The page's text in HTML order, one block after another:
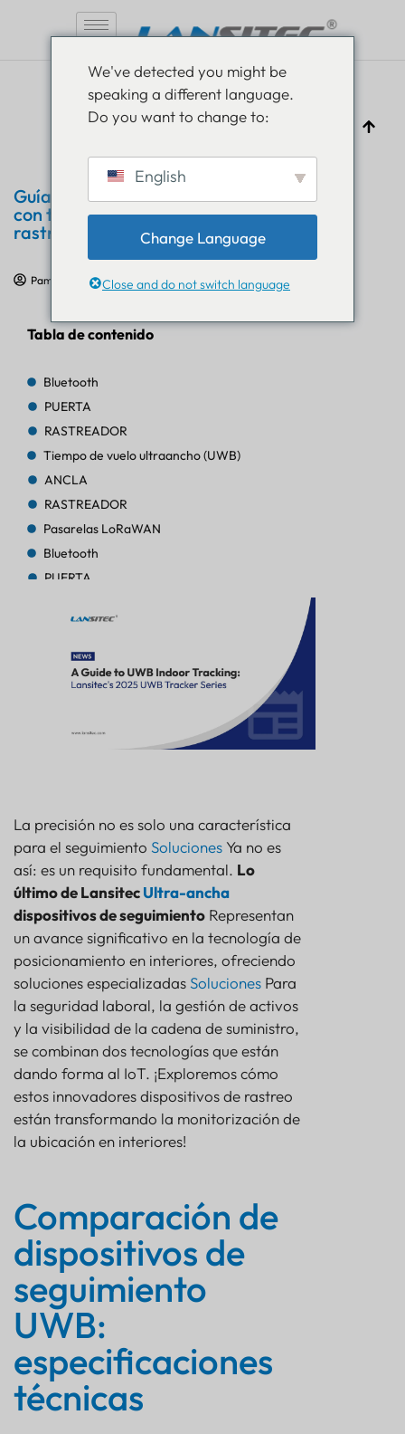
Guía para el seguimiento en interiores
con tecnología UWB: serie de
rastreadores UWB 2025 de Lansitec
Pam Luthra 25 de enero de 2025 Educación sobre IoT
Tabla de contenido
Bluetooth
PUERTA
RASTREADOR
Tiempo de vuelo ultraancho (UWB)
ANCLA
RASTREADOR
Pasarelas LoRaWAN
Bluetooth
PUERTA
RASTREADOR
AoA de Bluetooth
PUERTA
FARO
SENSOR
Tecnología de posicionamiento en interiores: cómo
funcionan los sistemas de seguimiento UWB
Soluciones de seguimiento de activos industriales:
tres dispositivos especializados
Arquitectura de seguimiento UWB completa:
anclajes y rastreadores trabajando juntos
Análisis del impacto empresarial del ROI del
seguimiento de activos empresariales
La precisión no es solo una característica
para el seguimiento Soluciones Ya no es
así: es un requisito fundamental. Lo
último de LansitecUltra-ancha
dispositivos de seguimiento Representan
un avance significativo en la tecnología de
posicionamiento en interiores, ofreciendo
soluciones especializadasSoluciones Para
la seguridad laboral, la gestión de activos
y la visibilidad de la cadena de suministro,
se combinan dos tecnologías que están
dando forma al IoT. ¡Exploremos cómo
estos innovadores dispositivos de rastreo
están transformando la monitorización de
la ubicación en interiores!
Comparación de
dispositivos de
seguimiento
UWB:
especificaciones
técnicas
We've detected you might be
speaking a different language.
Do you want to change to:
English
Change Language
Close and do not switch language